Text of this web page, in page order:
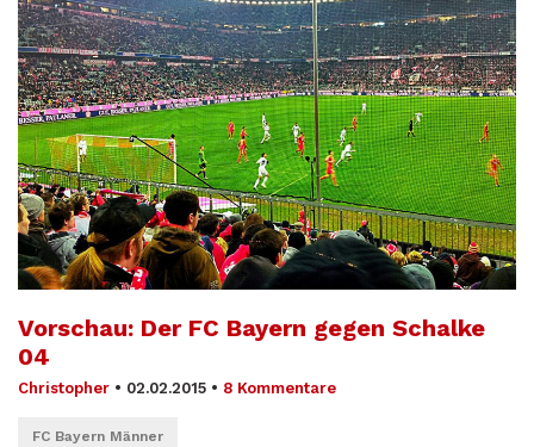
Vorschau: Der FC Bayern gegen Schalke
04
Christopher • 02.02.2015 • 8 Kommentare
FC Bayern Männer